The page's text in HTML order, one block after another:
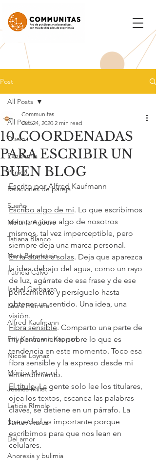
Post
All Posts
Duelo
Pandemia
Pánico
Relaciones de pareja
Sueño
Melania Agüero
Tatiana Blanco
Nora Borenstein
Patricia Calvo
Isabel Garbanzo
Laura Herrera
Alfred Kaufmann
Etty Kaufmann Kappari
Nicole Loynaz
Mónica Maynard
Jessica Millet
Leticia RImolo
Sarita Alvarez
Del amor
Anorexia y bulimia
All Posts
10 COORDENADAS
PARA ESCRIBIR UN
BUEN BLOG
Communitas
Oct 24, 2020 2 min read
Escrito por Alfred Kaufmann
Escribo algo de mí. Lo que escribirnos
siempre tiene algo de nosotros
mismos, tal vez imperceptible, pero
siempre deja una marca personal.
En la ducha a solas. Deja que aparezca
la idea debajo del agua, como un rayo
de luz, agárrate de esa frase y de ese
pensamiento y persíguelo hasta
obtener un sentido. Una idea, una
visión.
Fibra sensible. Comparto una parte de
mi pensamiento sobre lo que es
tendencia en este momento. Toco esa
fibra sensible y la expreso desde mi
entendimiento.
El título. La gente solo lee los titulares,
ojea los textos, escanea las palabras
claves, se detiene en un párrafo. La
brevedad es importante porque
escribimos para que nos lean en
celulares.